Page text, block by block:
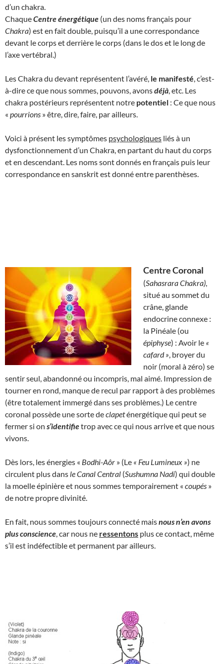
d’un chakra.
ChaqueCentre énergétique (un des noms français pour
Chakra) est en fait double, puisqu’il a une correspondance
devant le corps et derrière le corps (dans le dos et le long de
l’axe vertébral.)
Les Chakra du devant représentent l’avéré, le manifesté , c’est-
à-dire ce que nous sommes, pouvons, avonsdéjà , etc. Les
chakra postérieurs représentent notre potentiel : Ce que nous
« pourrions » être, dire, faire, par ailleurs.
Voici à présent les symptômes psychologiques liés à un
dysfonctionnement d’un Chakra, en partant du haut du corps
et en descendant. Les noms sont donnés en français puis leur
correspondance en sanskrit est donné entre parenthèses.
Centre Coronal
(Sahasrara Chakra)
situé au sommet du
crâne, glande
endocrine connexe :
la Pinéale (ou
épiphyse) : Avoir le «
cafard » , broyer du
noir (moral à zéro) se
sentir seul, abandonné ou incompris, mal aimé. Impression de
tourner en rond, manque de recul par rapport à des problèmes
(être totalement immergé dans ses problèmes.) Le centre
coronal possède une sorte declapeténergétique qui peut se
fermer si on s’identifietrop avec ce qui nous arrive et que nous
vivons.
Dès lors, les énergies « Bodhi-Aôr » (Le « Feu Lumineux ») ne
circulent plus dans le Canal Central (Sushumna Nadi) qui double
la moelle épinière et nous sommes temporairement « coupés »
de notre propre divinité.
En fait, nous sommes toujours connecté maisnous n’en avons
plus conscience , car nous ne ressentons plus ce contact, même
s’il est indéfectible et permanent par ailleurs.